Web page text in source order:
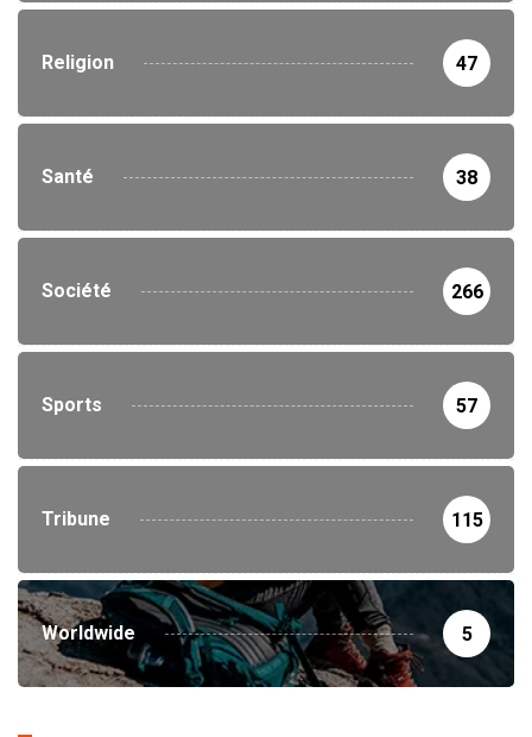
Religion 47
Santé 38
Société 266
Sports 57
Tribune 115
Worldwide 5